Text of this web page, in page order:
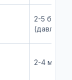
2-5 бар
2-4 м/с